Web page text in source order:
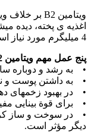
اغذیه ی پخته، دیده
4 میلیگرم مورد نیاز است.
پنج عمل مهم ویتامین B2
• به رشد و دوباره
• به داشتن پوست و
• در بهبود زخمهای
• برای قوة بینایی
• در سوخت و ساز
دیگر مؤثر است.